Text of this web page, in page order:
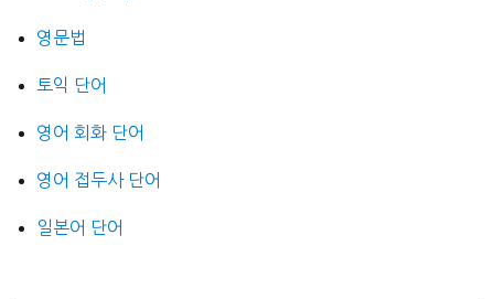
영문법
토익 단어
영어 회화 단어
영어 접두사 단어
일본어 단어